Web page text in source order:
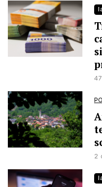
2